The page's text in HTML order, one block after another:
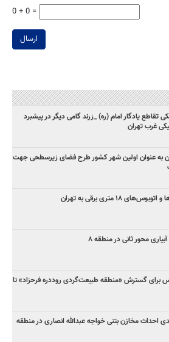
0 + 0 =
ارسال
تقاطع یادگار امام (ره) _زرند گامی دیگر در پیشبرد
غرب تهران
به عنوان اولین شهر کشور طرح فضای زیرسطحی جهت
۱۸ متری برقی به تهران
محور ثانی در منطقه ۸
گسترش «منطقه طبیعت‌گردی روددره فرحزاد» تا
۹۰ درصدی احداث مخازن بتنی خواجه عبدالله انصاری در منطقه